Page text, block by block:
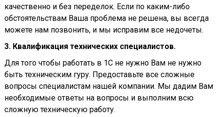
качественно и без переделок. Если по каким-либо
обстоятельствам Ваша проблема не решена, вы всегда
можете нам позвонить, и мы исправим все недочеты.
3. Квалификация технических специалистов.
Для того чтобы работать в 1С не нужно Вам не нужно
быть техническим гуру. Предоставьте все сложные
вопросы специалистам нашей компании. Мы дадим Вам
необходимые ответы на вопросы и выполним всю
сложную техническую работу.